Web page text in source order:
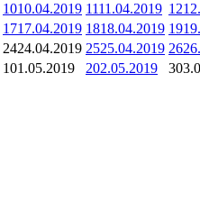
1010.04.2019 1111.04.2019 12
1717.04.2019 1818.04.2019 19
2424.04.2019 2525.04.2019 26
101.05.2019 202.05.2019 3